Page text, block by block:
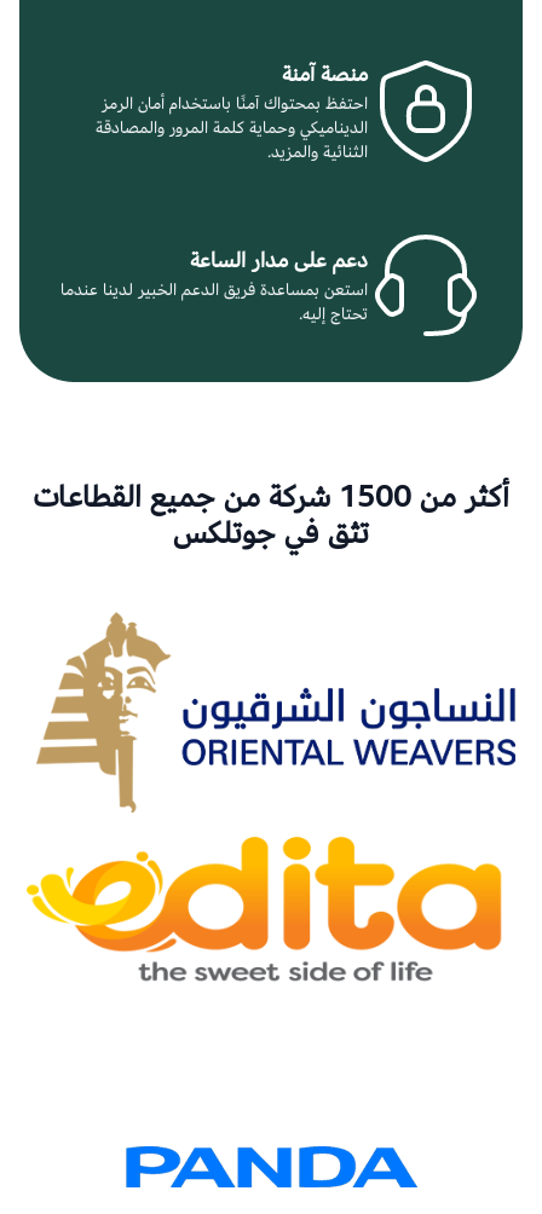
منصة آمنة
احتفظ بمحتواك آمنًا باستخدام أمان الرمز
الديناميكي وحماية كلمة المرور والمصادقة
الثنائية والمزيد.
دعم على مدار الساعة
استعن بمساعدة فريق الدعم الخبير لدينا عندما
تحتاج إليه.
أكثر من 1500 شركة من جميع القطاعات
تثق في جوتلكس